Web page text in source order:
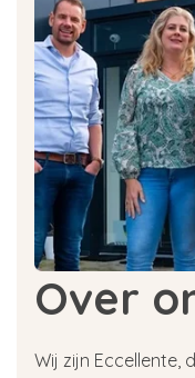
Over
Wij zijn Eccellente,